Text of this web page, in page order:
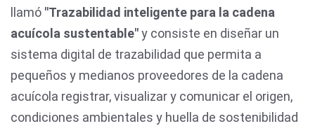
llamó "Trazabilidad inteligente para la cadena
acuícola sustentable"y consiste en diseñar un
sistema digital de trazabilidad que permita a
pequeños y medianos proveedores de la cadena
acuícola registrar, visualizar y comunicar el origen,
condiciones ambientales y huella de sostenibilidad